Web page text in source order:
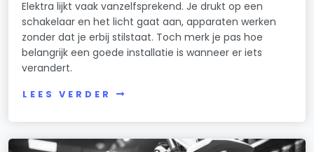
Elektra lijkt vaak vanzelfsprekend. Je drukt op een
schakelaar en het licht gaat aan, apparaten werken
zonder dat je erbij stilstaat. Toch merk je pas hoe
belangrijk een goede installatie is wanneer er iets
verandert.
LEES VERDER